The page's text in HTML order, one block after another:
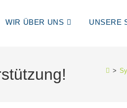
WIR ÜBER UNS UNSERE
>